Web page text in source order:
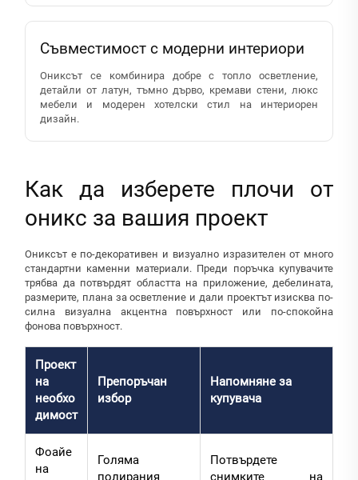
Съвместимост с модерни интериори
Ониксът се комбинира добре с топло осветление,
детайли от латун, тъмно дърво, кремави стени, люкс
мебели и модерен хотелски стил на интериорен
дизайн.
Как да изберете плочи от
оникс за вашия проект
Ониксът е по-декоративен и визуално изразителен от много
стандартни каменни материали. Преди поръчка купувачите
трябва да потвърдят областта на приложение, дебелината,
размерите, плана за осветление и дали проектът изисква по-
силна визуална акцентна повърхност или по-спокойна
фонова повърхност.
Проект
на
необхо
димост
Препоръчан
избор
Напомняне за
купувача
Фоайе
на
Голяма
полирания
Потвърдете
снимките на